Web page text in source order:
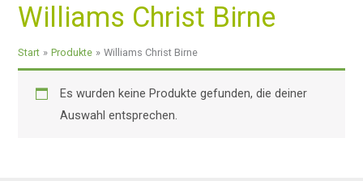
Williams Christ Birne
Start Produkte Williams Christ Birne
Es wurden keine Produkte gefunden, die deiner
Auswahl entsprechen.